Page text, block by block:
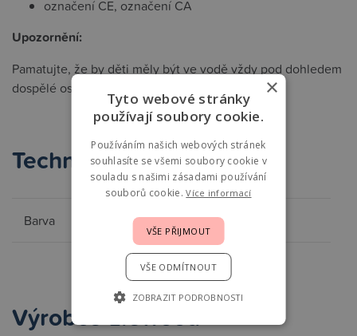
označení CE, označení CA
Upozornění:
Pamatujte, že by děti měly být ve vodě vždy pod dohledem
dospělé osoby.
Technické parametry
Barva růžová
Výrobce Liewood
×
Tyto webové stránky
používají soubory cookie.
Používáním našich webových stránek
souhlasíte se všemi soubory cookie v
souladu s našimi zásadami používání
souborů cookie.Více informací
VŠE PŘIJMOUT
VŠE ODMÍTNOUT
ZOBRAZIT PODROBNOSTI